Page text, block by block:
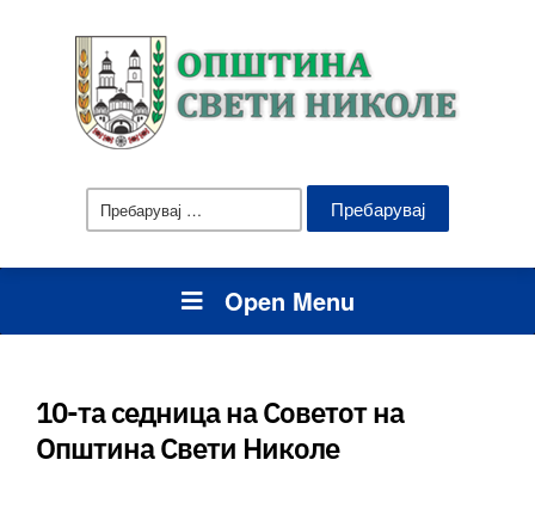
Пребарувај
за:
Open Menu
10-та седница на Советот на
Општина Свети Николе